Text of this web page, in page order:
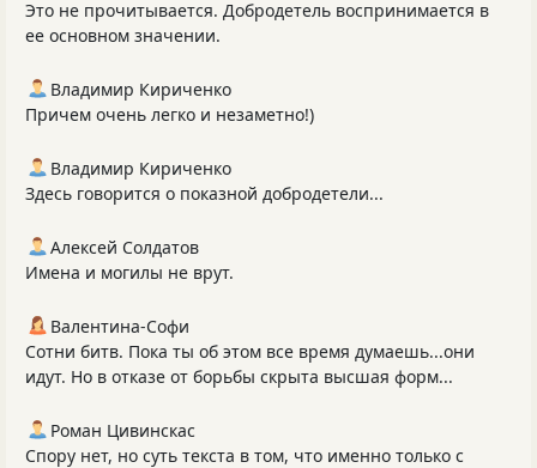
Это не прочитывается. Добродетель воспринимается в
ее основном значении.
Владимир Кириченко
Причем очень легко и незаметно!)
Владимир Кириченко
Здесь говорится о показной добродетели...
Алексей Солдатов
Имена и могилы не врут.
Валентина-Софи
Сотни битв. Пока ты об этом все время думаешь...они
идут. Но в отказе от борьбы скрыта высшая форм...
Роман Цивинскас
Спору нет, но суть текста в том, что именно только с